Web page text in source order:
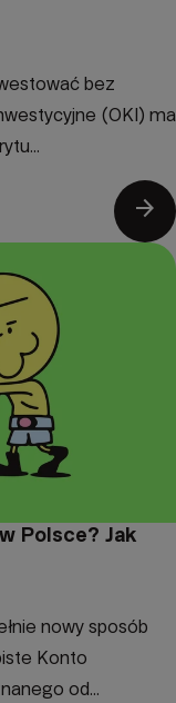
bez
(OKI) ma
arrow_forward
Polsce? Jak
nowy sposób
Konto
od...